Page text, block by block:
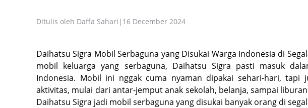
Ditulis oleh Daffa Sahari | 16 December 2024
Daihatsu Sigra Mobil Serbaguna yang Disukai Warga Indonesia di
mobil keluarga yang serbaguna, Daihatsu Sigra pasti masuk
Indonesia. Mobil ini nggak cuma nyaman dipakai sehari-hari, tapi
aktivitas, mulai dari antar-jemput anak sekolah, belanja, sampai
Daihatsu Sigra jadi mobil serbaguna yang disukai banyak orang di